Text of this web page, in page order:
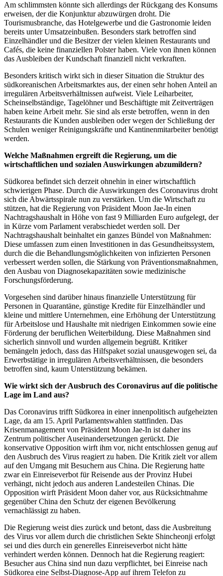
Am schlimmsten könnte sich allerdings der Rückgang des Konsums
erweisen, der die Konjunktur abzuwürgen droht. Die
Tourismusbranche, das Hotelgewerbe und die Gastronomie leiden
bereits unter Umsatzeinbußen. Besonders stark betroffen sind
Einzelhändler und die Besitzer der vielen kleinen Restaurants und
Cafés, die keine finanziellen Polster haben. Viele von ihnen können
das Ausbleiben der Kundschaft finanziell nicht verkraften.
Besonders kritisch wirkt sich in dieser Situation die Struktur des
südkoreanischen Arbeitsmarktes aus, der einen sehr hohen Anteil an
irregulären Arbeitsverhältnissen aufweist. Viele Leiharbeiter,
Scheinselbständige, Tagelöhner und Beschäftigte mit Zeitverträgen
haben keine Arbeit mehr. Sie sind als erste betroffen, wenn in den
Restaurants die Kunden ausbleiben oder wegen der Schließung der
Schulen weniger Reinigungskräfte und Kantinenmitarbeiter benötigt
werden.
Welche Maßnahmen ergreift die Regierung, um die
wirtschaftlichen und sozialen Auswirkungen abzumildern?
Südkorea befindet sich derzeit ohnehin in einer wirtschaftlich
schwierigen Phase. Durch die Auswirkungen des Coronavirus droht
sich die Abwärtsspirale nun zu verstärken. Um die Wirtschaft zu
stützen, hat die Regierung von Präsident Moon Jae-In einen
Nachtragshaushalt in Höhe von fast 9 Milliarden Euro aufgelegt, der
in Kürze vom Parlament verabschiedet werden soll. Der
Nachtragshaushalt beinhaltet ein ganzes Bündel von Maßnahmen:
Diese umfassen zum einen Investitionen in das Gesundheitssystem,
durch die die Behandlungsmöglichkeiten von infizierten Personen
verbessert werden sollen, die Stärkung von Präventionsmaßnahmen,
den Ausbau von Diagnosekapazitäten sowie medizinische
Forschungsförderung.
Vorgesehen sind darüber hinaus finanzielle Unterstützung für
Personen in Quarantäne, günstige Kredite für Einzelhändler und
kleine und mittlere Unternehmen, eine Erhöhung der Unterstützung
für Arbeitslose und Haushalte mit niedrigen Einkommen sowie eine
Förderung der beruflichen Weiterbildung. Diese Maßnahmen sind
sicherlich sinnvoll und wurden allgemein begrüßt. Kritiker
bemängeln jedoch, dass das Hilfspaket sozial unausgewogen sei, da
Erwerbstätige in irregulären Arbeitsverhältnissen, die besonders
betroffen sind, kaum Unterstützung bekämen.
Wie wirkt sich der Ausbruch des Coronavirus auf die politische
Lage im Land aus?
Das Coronavirus trifft Südkorea in einer innenpolitisch aufgeheizten
Lage, da am 15. April Parlamentswahlen stattfinden. Das
Krisenmanagement von Präsident Moon Jae-In ist daher ins
Zentrum politischer Auseinandersetzungen gerückt. Die
konservative Opposition wirft ihm vor, nicht entschlossen genug auf
den Ausbruch des Virus reagiert zu haben. Die Kritik zielt vor allem
auf den Umgang mit Besuchern aus China. Die Regierung hatte
zwar ein Einreiseverbot für Reisende aus der Provinz Hubei
verhängt, nicht jedoch aus anderen Landesteilen Chinas. Die
Opposition wirft Präsident Moon daher vor, aus Rücksichtnahme
gegenüber China den Schutz der eigenen Bevölkerung
vernachlässigt zu haben.
Die Regierung weist dies zurück und betont, dass die Ausbreitung
des Virus vor allem durch die christlichen Sekte Shincheonji erfolgt
sei und dies durch ein generelles Einreiseverbot nicht hätte
verhindert werden können. Dennoch hat die Regierung reagiert:
Besucher aus China sind nun dazu verpflichtet, bei Einreise nach
Südkorea eine Selbst-Diagnose-App auf ihrem Telefon zu